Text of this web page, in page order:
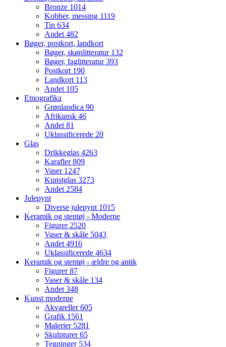
Bronze 1014
Kobber, messing 1119
Tin 634
Andet482
Bøger, postkort, landkort
Bøger, skønlitteratur 132
Bøger, faglitteratur393
Postkort 190
Landkort 113
Andet 105
Etnografika
Grønlandica 90
Afrikansk 46
Andet81
Uklassificerede 20
Glas
Drikkeglas 4263
Karafler809
Vaser 1247
Kunstglas 3273
Andet2584
Julepynt
Diverse julepynt 1015
Keramik og stentøj - Moderne
Figurer2520
Vaser & skåle 5043
Andet4916
Uklassificerede 4634
Keramik og stentøj - ældre og antik
Figurer87
Vaser & skåle 134
Andet348
Kunst moderne
Akvareller605
Grafik 1561
Malerier 5281
Skulpturer65
Tegninger 534